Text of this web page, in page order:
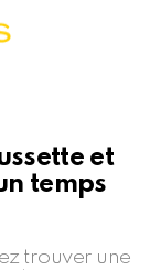
et
temps
trouver une